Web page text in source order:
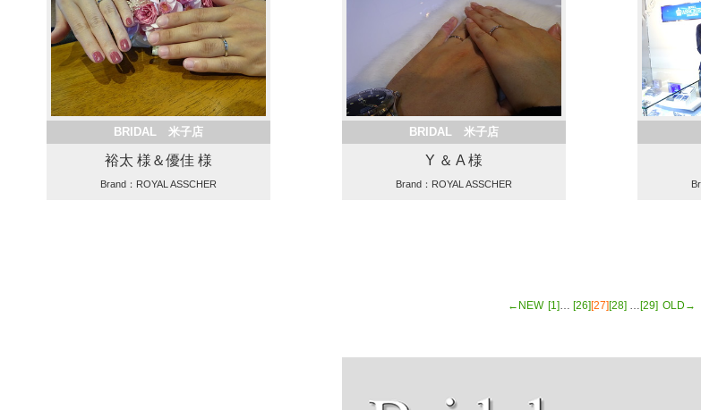
BRIDAL 米子店
裕太 様＆優佳 様
Brand：ROYAL ASSCHER
BRIDAL 米子店
Y ＆ A 様
Brand：ROYAL ASSCHER
←NEW [1]… [26][27][28] …[29] OLD→